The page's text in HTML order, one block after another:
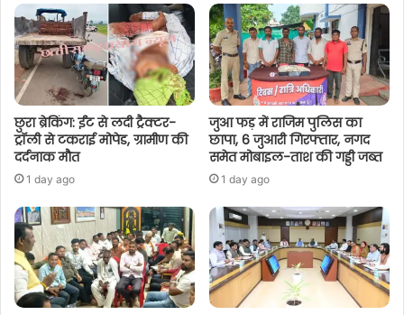
छुरा ब्रेकिंग: ईंट से लदी ट्रैक्टर-
ट्रॉली से टकराई मोपेड, ग्रामीण की
दर्दनाक मौत
1 day ago
जुआ फड़ में राजिम पुलिस का
छापा, 6 जुआरी गिरफ्तार, नगद
समेत मोबाइल-ताश की गड्डी जब्त
1 day ago